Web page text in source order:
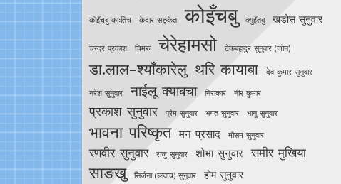
काेइँचबु काःतिच केदार सङ्केत कोइँचबु क्युइँतबु खडोस सुनुवार
चन्द्र प्रकाश चिमरु चेरेहामसो टेकबहादुर सुनुवार (जोन)
डा.लाल–श्याँकारेलु थरि कायाबा देव कुमार सुनुवार
नरेश सुनुवार नाईलू क्याबचा निराकार नीर कुमार
प्रकाश सुनुवार प्रेम सुनुवार भगत सुनुवार भानु सुनुवार
भावना परिष्कृत मन प्रसाद मौसम सुनुवार
रणवीर सुनुवार राजु सुनुवार शोभा सुनुवार समीर मुखिया
साङखु सिर्जना (ङावाच) सुनुवार होम सुनुवार